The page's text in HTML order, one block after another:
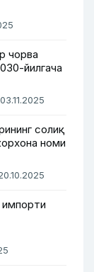
чорва
йилгача
солиқ
номи